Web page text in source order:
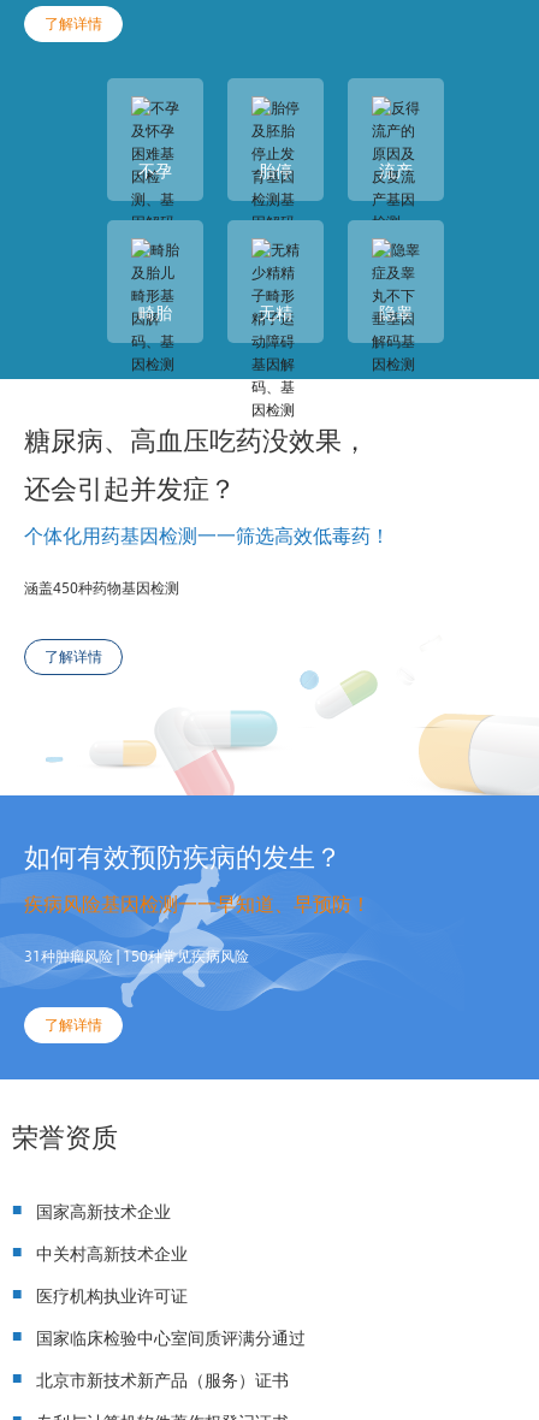
了解详情
不孕 胎停 流产
畸胎 无精 隐睾
糖尿病、高血压吃药没效果，
还会引起并发症？
个体化用药基因检测一一筛选高效低毒药！
涵盖450种药物基因检测
了解详情
如何有效预防疾病的发生？
疾病风险基因检测一一早知道、早预防！
31种肿瘤风险 | 150种常见疾病风险
了解详情
荣誉资质
■ 国家高新技术企业
■ 中关村高新技术企业
■ 医疗机构执业许可证
■ 国家临床检验中心室间质评满分通过
■ 北京市新技术新产品（服务）证书